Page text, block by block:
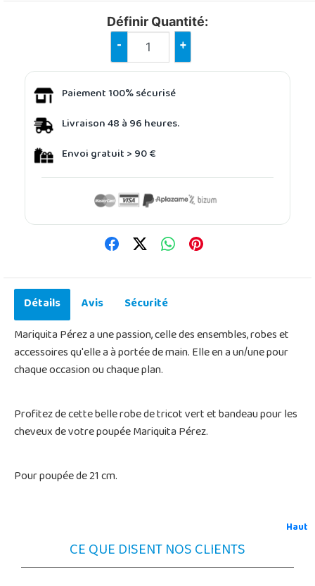
Définir Quantité:
- +
Paiement 100% sécurisé
Livraison 48 à 96 heures.
Envoi gratuit > 90 €
Détails Avis
Sécurité
Mariquita Pérez a une passion, celle des ensembles, robes et
accessoires qu'elle a à portée de main. Elle en a un/une pour
chaque occasion ou chaque plan.
Profitez de cette belle robe de tricot vert et bandeau pour les
cheveux de votre poupée Mariquita Pérez.
Pour poupée de 21 cm.
Haut
CE QUE DISENT NOS CLIENTS